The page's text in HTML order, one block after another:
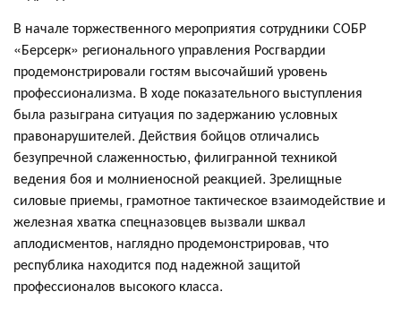
В начале торжественного мероприятия сотрудники СОБР
«Берсерк» регионального управления Росгвардии
продемонстрировали гостям высочайший уровень
профессионализма. В ходе показательного выступления
была разыграна ситуация по задержанию условных
правонарушителей. Действия бойцов отличались
безупречной слаженностью, филигранной техникой
ведения боя и молниеносной реакцией. Зрелищные
силовые приемы, грамотное тактическое взаимодействие и
железная хватка спецназовцев вызвали шквал
аплодисментов, наглядно продемонстрировав, что
республика находится под надежной защитой
профессионалов высокого класса.